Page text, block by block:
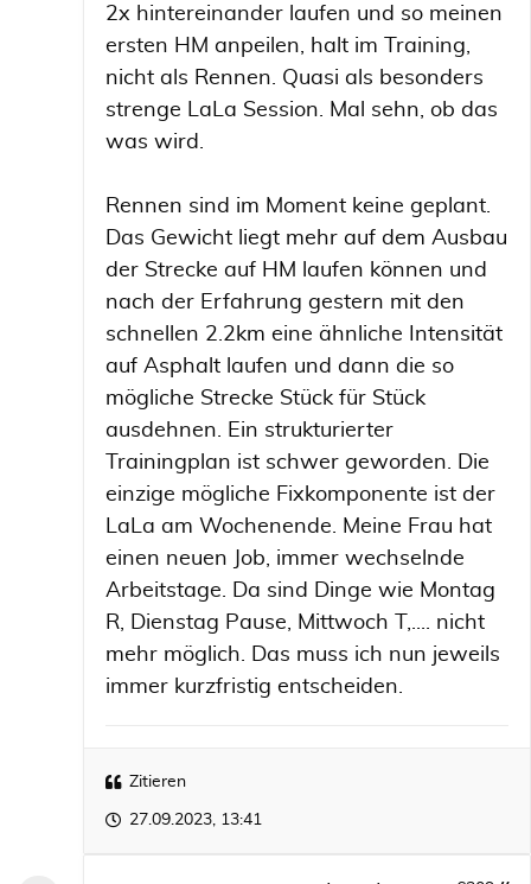
2x hintereinander laufen und so meinen
ersten HM anpeilen, halt im Training,
nicht als Rennen. Quasi als besonders
strenge LaLa Session. Mal sehn, ob das
was wird.
Rennen sind im Moment keine geplant.
Das Gewicht liegt mehr auf dem Ausbau
der Strecke auf HM laufen können und
nach der Erfahrung gestern mit den
schnellen 2.2km eine ähnliche Intensität
auf Asphalt laufen und dann die so
mögliche Strecke Stück für Stück
ausdehnen. Ein strukturierter
Trainingplan ist schwer geworden. Die
einzige mögliche Fixkomponente ist der
LaLa am Wochenende. Meine Frau hat
einen neuen Job, immer wechselnde
Arbeitstage. Da sind Dinge wie Montag
R, Dienstag Pause, Mittwoch T,.... nicht
mehr möglich. Das muss ich nun jeweils
immer kurzfristig entscheiden.
Zitieren
27.09.2023, 13:41